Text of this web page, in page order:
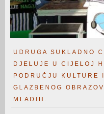
UDRUGA SUKLADNO
DJELUJE U CIJELOJ
PODRUČJU KULTURE
GLAZBENOG
MLADIH.